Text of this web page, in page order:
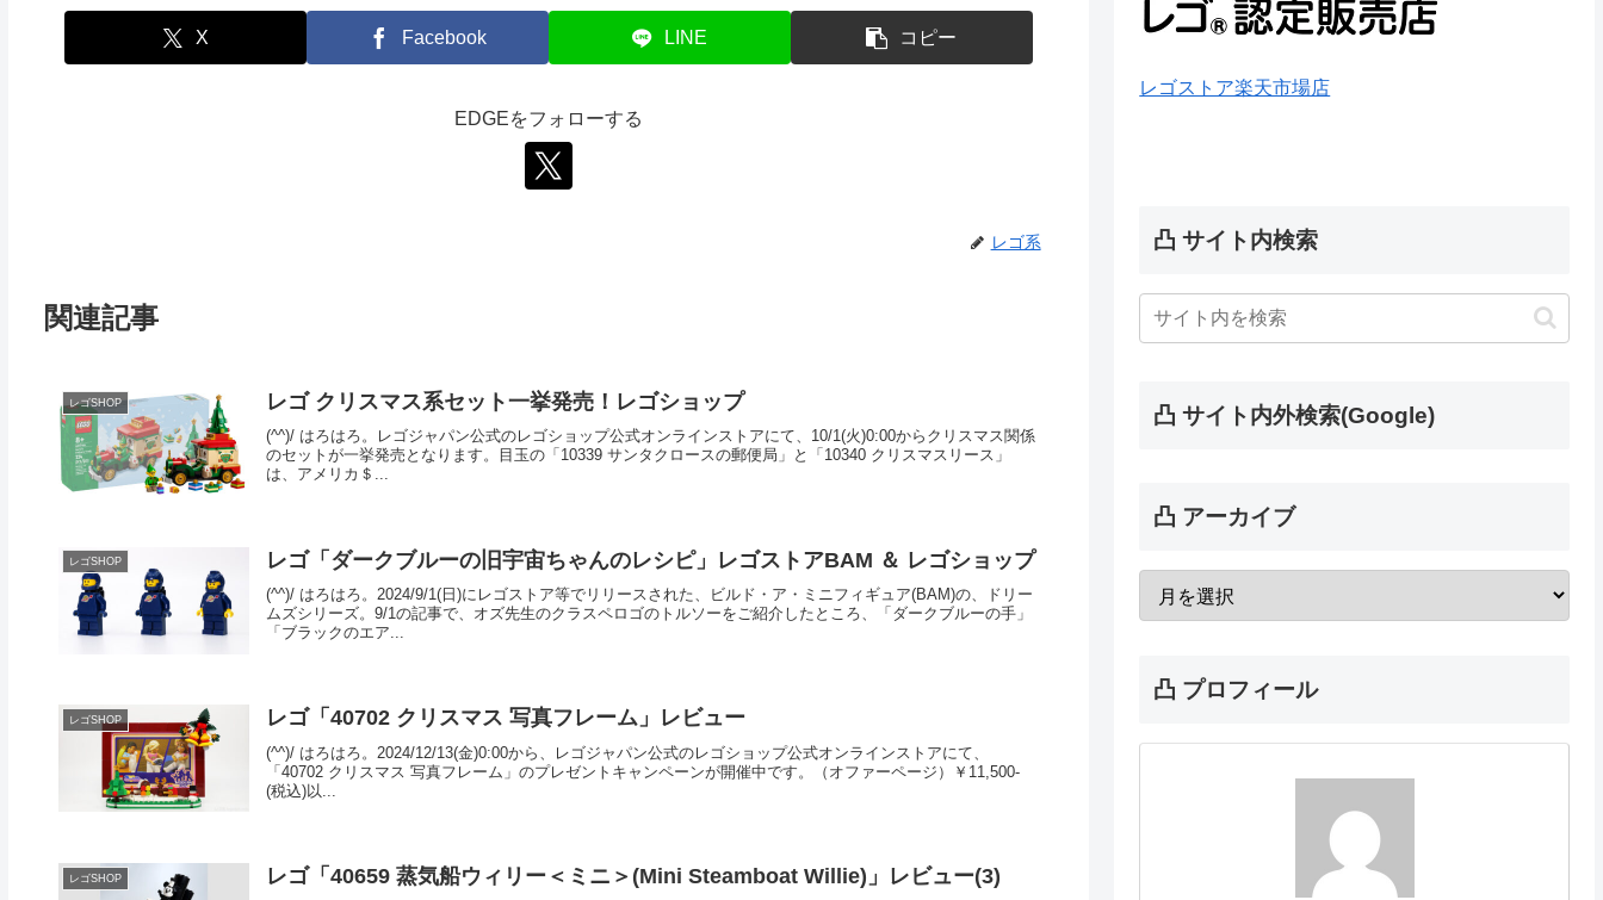
X Facebook LINE コピー
EDGEをフォローする
レゴ系
関連記事
レゴSHOP レゴ クリスマス系セット一挙発売！レゴショップ
(^^)/ はろはろ。レゴジャパン公式のレゴショップ公式オンラインストアにて、10/1(火)0:00からクリスマス関係
のセットが一挙発売となります。目玉の「10339 サンタクロースの郵便局」と「10340 クリスマスリース」
は、アメリカ＄...
レゴSHOP レゴ「ダークブルーの旧宇宙ちゃんのレシピ」レゴストアBAM ＆ レゴショップ
(^^)/ はろはろ。2024/9/1(日)にレゴストア等でリリースされた、ビルド・ア・ミニフィギュア(BAM)の、ドリー
ムズシリーズ。9/1の記事で、オズ先生のクラスペロゴのトルソーをご紹介したところ、「ダークブルーの手」
「ブラックのエア...
レゴSHOP レゴ「40702 クリスマス 写真フレーム」レビュー
(^^)/ はろはろ。2024/12/13(金)0:00から、レゴジャパン公式のレゴショップ公式オンラインストアにて、
「40702 クリスマス 写真フレーム」のプレゼントキャンペーンが開催中です。（オファーページ）￥11,500-
(税込)以...
レゴSHOP レゴ「40659 蒸気船ウィリー＜ミニ＞(Mini Steamboat Willie)」レビュー(3)
レゴストア楽天市場店
凸 サイト内検索
凸 サイト内外検索(Google)
凸 アーカイブ
凸 プロフィール